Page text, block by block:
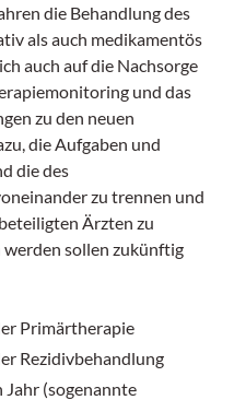
die Behandlung des
als auch medikamentös
auch auf die Nachsorge
und das
zu den neuen
die Aufgaben und
die des
zu trennen und
Ärzten zu
sollen zukünftig
Primärtherapie
Rezidivbehandlung
Jahr (sogenannte